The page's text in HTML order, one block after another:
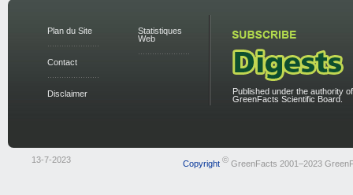
Plan du Site
Contact
Disclaimer
Statistiques
Web
Published under the authority
GreenFacts Scientific Board.
13-7-2023 Copyright ©GreenFacts 2001–2023